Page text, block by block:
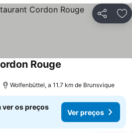
Partilhar
Rouge
Wolfenbüttel, a 11.7 km de Brunsvique
ver os preços
Ver preços